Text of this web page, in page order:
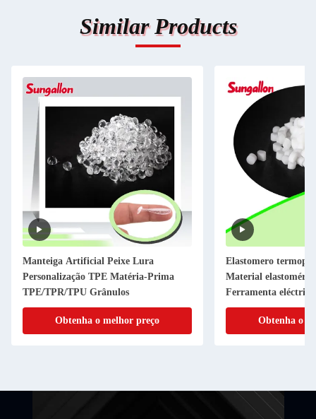
Similar Products
Manteiga Artificial Peixe Lura
Personalização TPE Matéria-Prima
TPE/TPR/TPU Grânulos
Obtenha o melhor preço
Elastomero
Material
Ferramenta
antiderrapante
Obtenha o